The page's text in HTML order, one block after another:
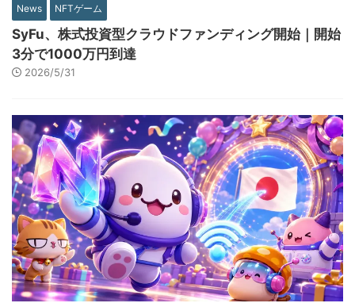
News NFTゲーム
SyFu、株式投資型クラウドファンディング開始｜開始
3分で1000万円到達
2026/5/31